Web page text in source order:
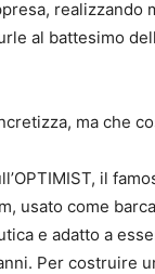
realizzando
al battesimo
ma che
il
usato come
e adatto a
Per costruire